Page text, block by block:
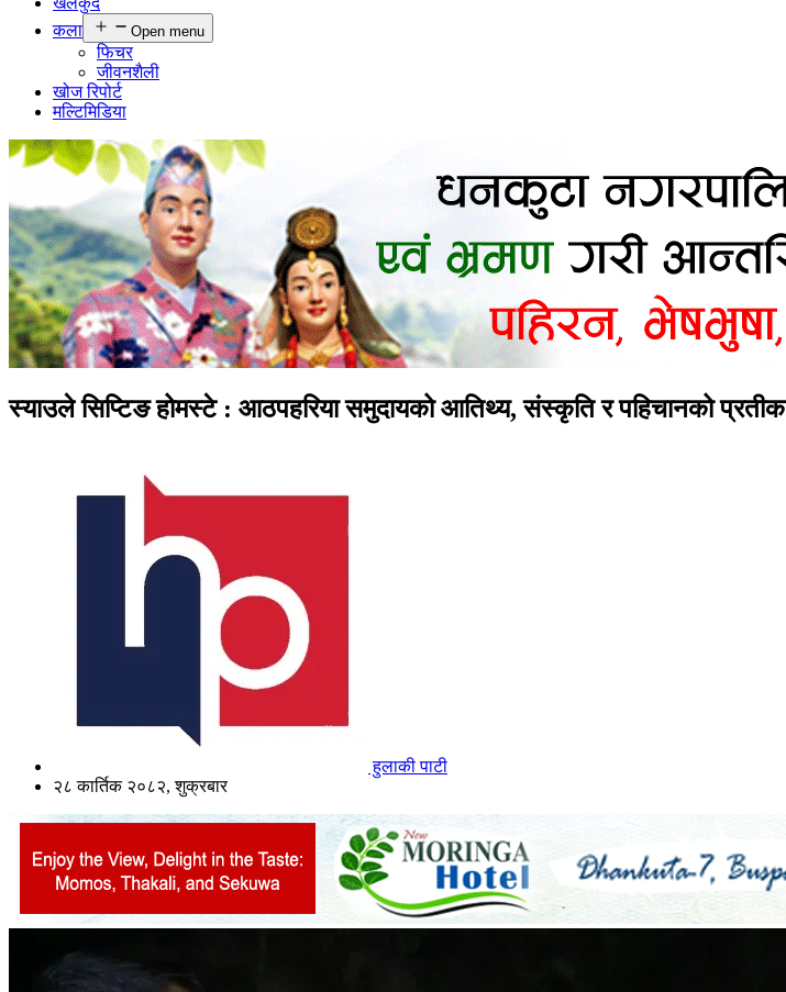
कला
Open menu
फिचर
जीवनशैली
खोज रिपोर्ट
मल्टिमिडिया
स्याउले सिप्टिङ होमस्टे : आठपहरिया समुदायको आतिथ्य, संस्कृति र पहिचानको प्रतीक
हुलाकी पाटी
२८ कार्तिक २०८२, शुक्रबार